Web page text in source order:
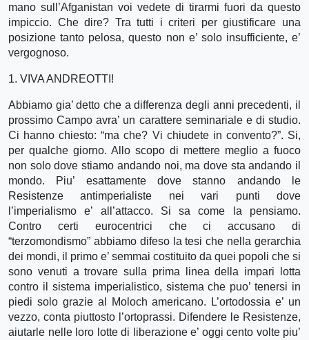
mano sull’Afganistan voi vedete di tirarmi fuori da questo
impiccio. Che dire? Tra tutti i criteri per giustificare una
posizione tanto pelosa, questo non e’ solo insufficiente, e’
vergognoso.
1. VIVA ANDREOTTI!
Abbiamo gia’ detto che a differenza degli anni precedenti, il
prossimo Campo avra’ un carattere seminariale e di studio.
Ci hanno chiesto: “ma che? Vi chiudete in convento?”. Si,
per qualche giorno. Allo scopo di mettere meglio a fuoco
non solo dove stiamo andando noi, ma dove sta andando il
mondo. Piu’ esattamente dove stanno andando le
Resistenze antimperialiste nei vari punti dove
l’imperialismo e’ all’attacco. Si sa come la pensiamo.
Contro certi eurocentrici che ci accusano di
“terzomondismo” abbiamo difeso la tesi che nella gerarchia
dei mondi, il primo e’ semmai costituito da quei popoli che si
sono venuti a trovare sulla prima linea della impari lotta
contro il sistema imperialistico, sistema che puo’ tenersi in
piedi solo grazie al Moloch americano. L’ortodossia e’ un
vezzo, conta piuttosto l’ortoprassi. Difendere le Resistenze,
aiutarle nelle loro lotte di liberazione e’ oggi cento volte piu’